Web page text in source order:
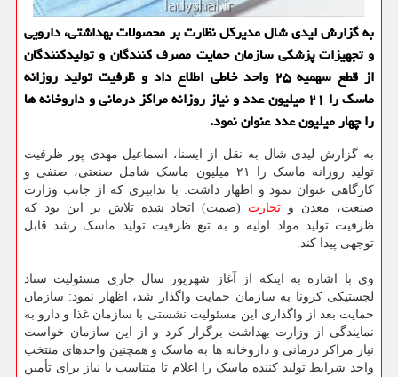
به گزارش لیدی شال مدیركل نظارت بر محصولات بهداشتی، دارویی
و تجهیزات پزشكی سازمان حمایت مصرف كنندگان و تولیدكنندگان
از قطع سهمیه ۲۵ واحد خاطی اطلاع داد و ظرفیت تولید روزانه
ماسك را ۲۱ میلیون عدد و نیاز روزانه مراكز درمانی و داروخانه ها
را چهار میلیون عدد عنوان نمود.
به گزارش لیدی شال به نقل از ایسنا، اسماعیل مهدی پور ظرفیت
تولید روزانه ماسک را ۲۱ میلیون ماسک شامل صنعتی، صنفی و
کارگاهی عنوان نمود و اظهار داشت: با تدابیری که از جانب وزارت
صنعت، معدن و تجارت (صمت) اتخاذ شده تلاش بر این بود که
ظرفیت تولید مواد اولیه و به تبع ظرفیت تولید ماسک رشد قابل
توجهی پیدا کند.
وی با اشاره به اینکه از آغاز شهریور سال جاری مسئولیت ستاد
لجستیکی کرونا به سازمان حمایت واگذار شد، اظهار نمود: سازمان
حمایت بعد از واگذاری این مسئولیت نشستی با سازمان غذا و دارو به
نمایندگی از وزارت بهداشت برگزار کرد و از این سازمان خواست
نیاز مراکز درمانی و داروخانه ها به ماسک و همچنین واحدهای منتخب
واجد شرایط تولید کننده ماسک را اعلام تا متناسب با نیاز برای تأمین